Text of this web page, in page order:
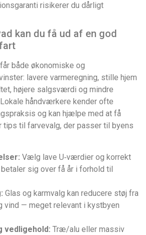
risikerer du dårligt
kan du få ud af en god
både økonomiske og
lavere varmeregning, stille hjem
højere salgsværdi og mindre
håndværkere kender ofte
og kan hjælpe med at få
til farvevalg, der passer til byens
Vælg lave U‑værdier og korrekt
sig over få år i forhold til
Glas og karmvalg kan reducere støj fra
vind — meget relevant i kystbyen
vedligehold: Træ/alu eller massiv